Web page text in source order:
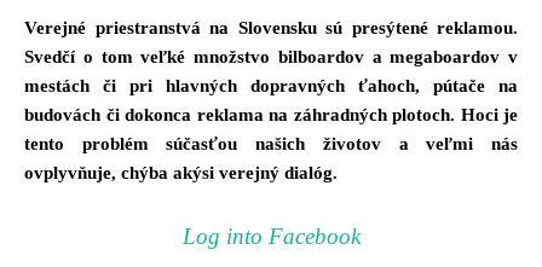
Verejné priestranstvá na Slovensku sú presýtené reklamou.
Svedčí o tom veľké množstvo bilboardov a megaboardov v
mestách či pri hlavných dopravných ťahoch, pútače na
budovách či dokonca reklama na záhradných plotoch. Hoci je
tento problém súčasťou našich životov a veľmi nás
ovplyvňuje, chýba akýsi verejný dialóg.
Log into Facebook